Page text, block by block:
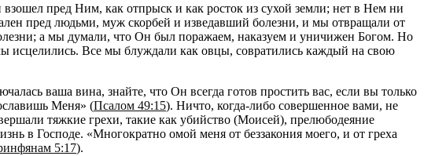
пред Ним, как отпрыск и как росток из сухой земли; нет в Нем ни
пред людьми, муж скорбей и изведавший болезни, и мы отвращали от
а мы думали, что Он был поражаем, наказуем и уничижен Богом. Но
исцелились. Все мы блуждали как овцы, совратились каждый на свою
ваша вина, знайте, что Он всегда готов простить вас, если вы только
Меня» (Псалом 49:15). Ничто, когда-либо совершенное вами, не
тяжкие грехи, такие как убийство (Моисей), прелюбодеяние
в Господе. «Многократно омой меня от беззакония моего, и от греха
5:17).